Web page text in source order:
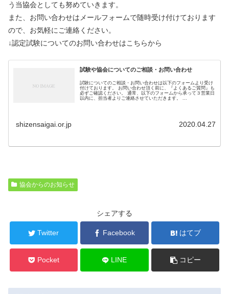
う当協会としても努めていきます。
また、お問い合わせはメールフォームで随時受け付けております
ので、お気軽にご連絡ください。
↓認定試験についてのお問い合わせはこちらから
試験や協会についてのご相談・お問い合わせ
試験についてのご相談・お問い合わせは以下のフォームより受け
付けております。 お問い合わせ頂く前に、『よくあるご質問』も
必ずご確認ください。 通常、以下のフォームから承って３営業日
以内に、担当者よりご連絡させていただきます。 ...
shizensaigai.or.jp 2020.04.27
協会からのお知らせ
シェアする
Twitter Facebook はてブ
Pocket LINE コピー